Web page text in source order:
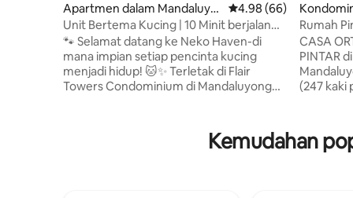
Apartmen dalam Mandaluyo
ng
Penarafan purata 4.98
4.98 (66)
Unit Bertema Kucing | 10 Minit berjalan
kaki dari MRT Boni
🐾 Selamat datang ke Neko Haven-di
mana impian setiap pencinta kucing
menjadi hidup! 🐱✨ Terletak di Flair
Towers Condominium di Mandaluyong
anda tidak pernah tahu anda perlukan!
Daripada motif cetakan kucing hingga
uyong
Rumah
CASA
PINTAR
(247 kaki
District,
Kemudahan